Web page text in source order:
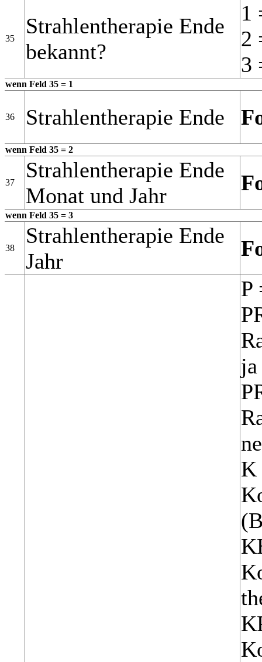
35
Strahlentherapie Ende
bekannt?
1
2
3
wenn Feld 35 = 1
36 Strahlentherapie Ende
wenn Feld 35 = 2
37
Strahlentherapie Ende
Monat und Jahr
wenn Feld 35 = 3
38
Strahlentherapie Ende
Jahr
P
ja
K